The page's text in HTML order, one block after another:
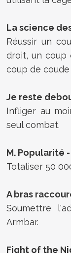
La science
Réussir un
droit, un coup
coup de
Je reste
Infliger au
seul combat.
M. Popularité
Totaliser 50
A bras
Soumettre
Armbar.
Fight of the